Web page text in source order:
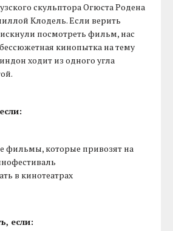
скульптора Огюста Родена
Клодель. Если верить
посмотреть фильм, нас
кинопытка на тему
ходит из одного угла
фильмы, которые привозят на
в кинотеатрах
если: